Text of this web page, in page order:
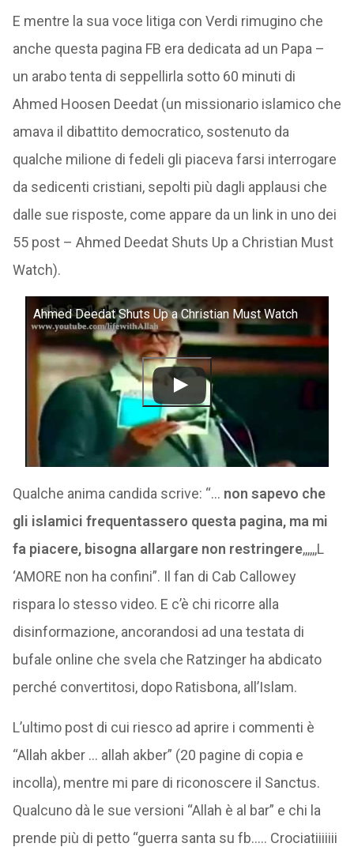
E mentre la sua voce litiga con Verdi rimugino che
anche questa pagina FB era dedicata ad un Papa –
un arabo tenta di seppellirla sotto 60 minuti di
Ahmed Hoosen Deedat (un missionario islamico che
amava il dibattito democratico, sostenuto da
qualche milione di fedeli gli piaceva farsi interrogare
da sedicenti cristiani, sepolti più dagli applausi che
dalle sue risposte, come appare da un link in uno dei
55 post – Ahmed Deedat Shuts Up a Christian Must
Watch).
Ahmed Deedat Shuts Up a Christian Must Watch
Qualche anima candida scrive: “… non sapevo che
gli islamici frequentassero questa pagina, ma mi
fa piacere, bisogna allargare non restringere,,,,,,L
‘AMORE non ha confini”. Il fan di Cab Callowey
rispara lo stesso video. E c’è chi ricorre alla
disinformazione, ancorandosi ad una testata di
bufale online che svela che Ratzinger ha abdicato
perché convertitosi, dopo Ratisbona, all’Islam.
L’ultimo post di cui riesco ad aprire i commenti è
“Allah akber … allah akber” (20 pagine di copia e
incolla), mentre mi pare di riconoscere il Sanctus.
Qualcuno dà le sue versioni “Allah è al bar” e chi la
prende più di petto “guerra santa su fb….. Crociatiiiiiii